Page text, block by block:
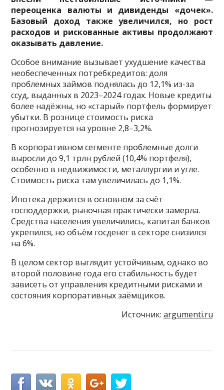
переоценка валюты и дивиденды «дочек».
Базовый доход также увеличился, но рост
расходов и рискованные активы продолжают
оказывать давление.
Особое внимание вызывает ухудшение качества
необеспеченных потребкредитов: доля
проблемных займов поднялась до 12,1% из-за
ссуд, выданных в 2023–2024 годах. Новые кредиты
более надёжны, но «старый» портфель формирует
убытки. В рознице стоимость риска
прогнозируется на уровне 2,8–3,2%.
В корпоративном сегменте проблемные долги
выросли до 9,1 трлн рублей (10,4% портфеля),
особенно в недвижимости, металлургии и угле.
Стоимость риска там увеличилась до 1,1%.
Ипотека держится в основном за счёт
господдержки, рыночная практически замерла.
Средства населения увеличились, капитал банков
укрепился, но объём госденег в секторе снизился
на 6%.
В целом сектор выглядит устойчивым, однако во
второй половине года его стабильность будет
зависеть от управления кредитными рисками и
состояния корпоративных заёмщиков.
Источник: argumenti.ru